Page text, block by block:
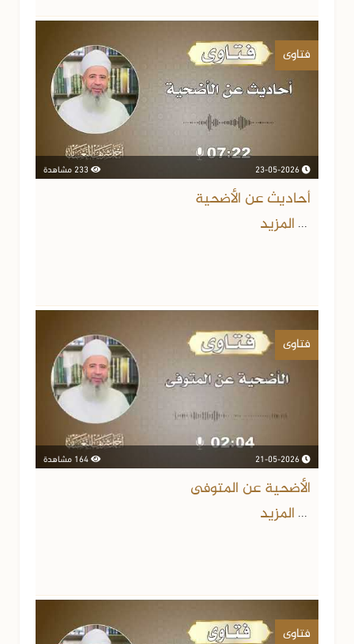
فتاوى
أحاديث عن الأضحية
... المزيد
فتاوى
الأضحية عن المتوفى
... المزيد
فتاوى